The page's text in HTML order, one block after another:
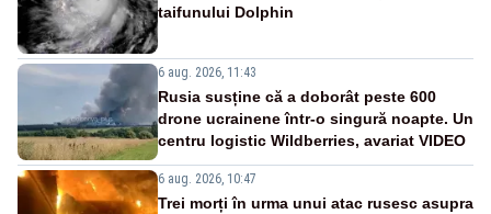
taifunului Dolphin
6 aug. 2026, 11:43
Rusia susține că a doborât peste 600
drone ucrainene într-o singură noapte. Un
centru logistic Wildberries, avariat VIDEO
6 aug. 2026, 10:47
Trei morți în urma unui atac rusesc asupra